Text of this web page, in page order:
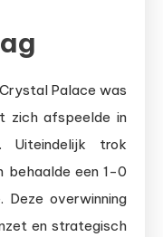
Palace was
zich afspeelde in
Uiteindelijk trok
behaalde een 1-0
Deze overwinning
en strategisch